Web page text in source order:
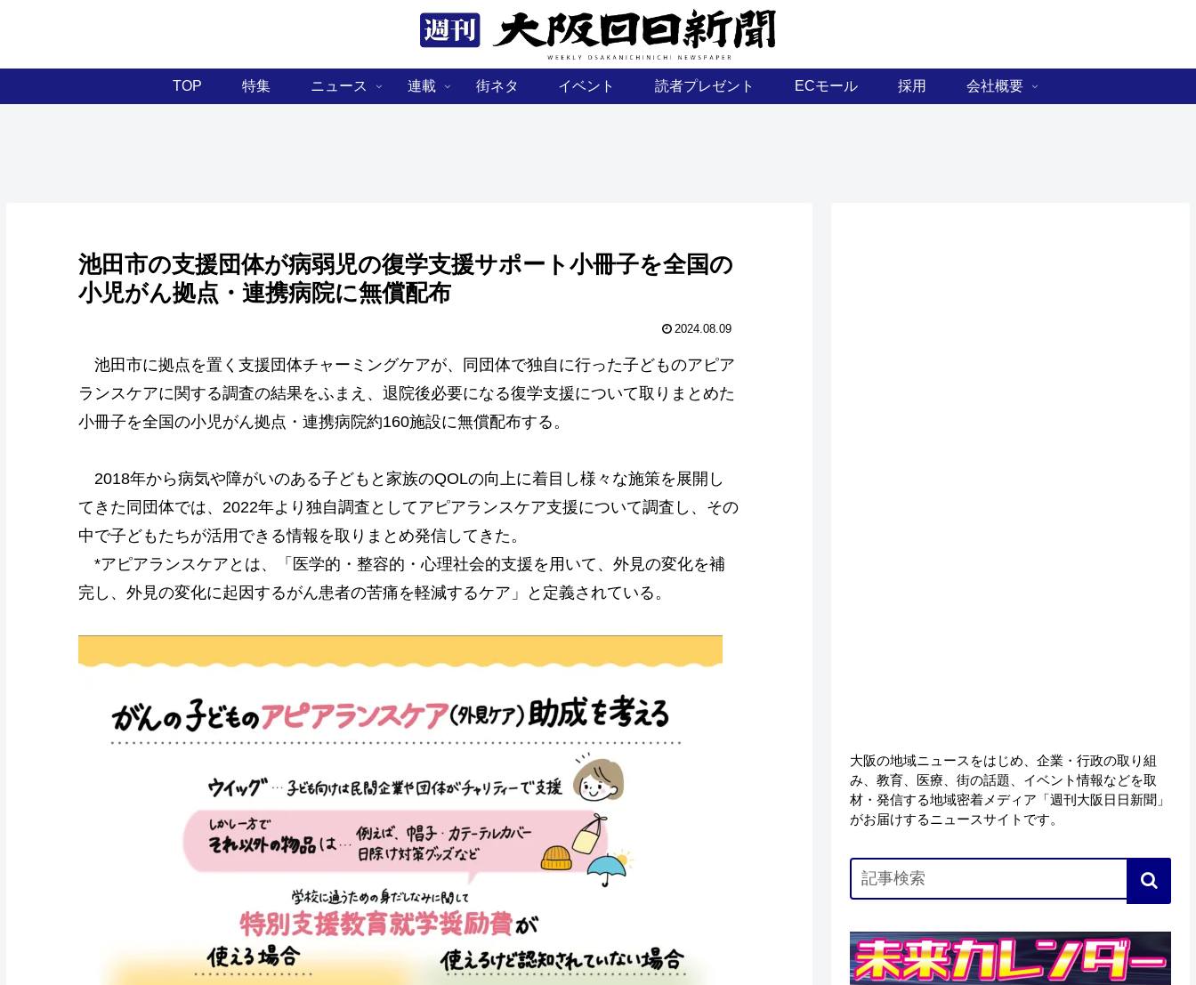
TOP 特集 ニュース 連載 街ネタ イベント 読者プレゼント ECモール 採用 会社概要
池田市の支援団体が病弱児の復学支援サポート小冊子を全国の
小児がん拠点・連携病院に無償配布
2024.08.09
池田市に拠点を置く支援団体チャーミングケアが、同団体で独自に行った子どものアピア
ランスケアに関する調査の結果をふまえ、退院後必要になる復学支援について取りまとめた
小冊子を全国の小児がん拠点・連携病院約160施設に無償配布する。
2018年から病気や障がいのある子どもと家族のQOLの向上に着目し様々な施策を展開し
てきた同団体では、2022年より独自調査としてアピアランスケア支援について調査し、その
中で子どもたちが活用できる情報を取りまとめ発信してきた。
*アピアランスケアとは、「医学的・整容的・心理社会的支援を用いて、外見の変化を補
完し、外見の変化に起因するがん患者の苦痛を軽減するケア」と定義されている。
大阪の地域ニュースをはじめ、企業・行政の取り組
み、教育、医療、街の話題、イベント情報などを取
材・発信する地域密着メディア「週刊大阪日日新聞」
がお届けするニュースサイトです。